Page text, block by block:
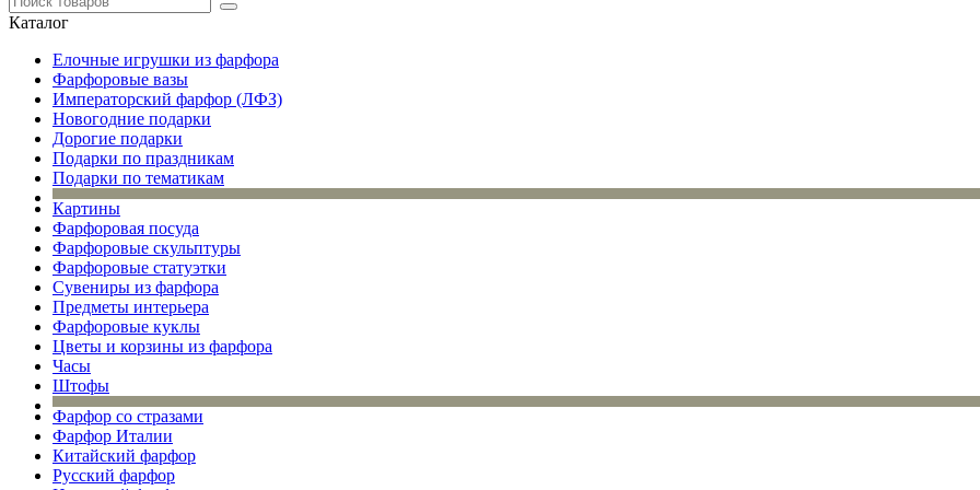
Каталог
Елочные игрушки из фарфора
Фарфоровые вазы
Императорский фарфор (ЛФЗ)
Новогодние подарки
Дорогие подарки
Подарки по праздникам
Подарки по тематикам
Картины
Фарфоровая посуда
Фарфоровые скульптуры
Фарфоровые статуэтки
Сувениры из фарфора
Предметы интерьера
Фарфоровые куклы
Цветы и корзины из фарфора
Часы
Штофы
Фарфор со стразами
Фарфор Италии
Китайский фарфор
Русский фарфор